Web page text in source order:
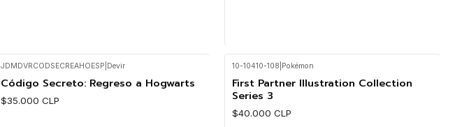
JDMDVRCODSECREAHOESP Devir
Código Secreto: Regreso a Hogwarts
$35.000 CLP
10-10410-108 Pokémon
First Partner Illustration Collection
Series 3
$40.000 CLP